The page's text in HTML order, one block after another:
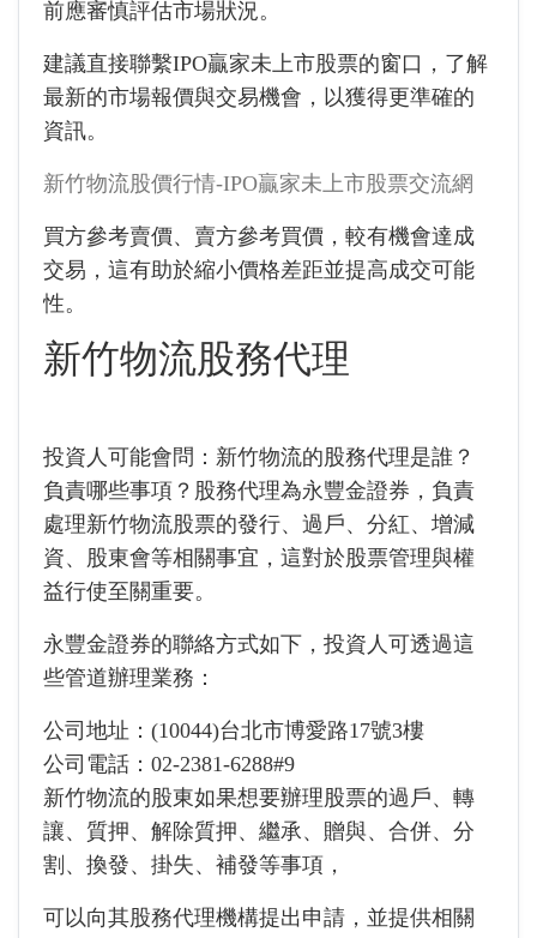
前應審慎評估市場狀況。
建議直接聯繫IPO贏家未上市股票的窗口，了解
最新的市場報價與交易機會，以獲得更準確的
資訊。
新竹物流股價行情-IPO贏家未上市股票交流網
買方參考賣價、賣方參考買價，較有機會達成
交易，這有助於縮小價格差距並提高成交可能
性。
新竹物流股務代理
投資人可能會問：新竹物流的股務代理是誰？
負責哪些事項？股務代理為永豐金證券，負責
處理新竹物流股票的發行、過戶、分紅、增減
資、股東會等相關事宜，這對於股票管理與權
益行使至關重要。
永豐金證券的聯絡方式如下，投資人可透過這
些管道辦理業務：
公司地址：(10044)台北市博愛路17號3樓
公司電話：02-2381-6288#9
新竹物流的股東如果想要辦理股票的過戶、轉
讓、質押、解除質押、繼承、贈與、合併、分
割、換發、掛失、補發等事項，
可以向其股務代理機構提出申請，並提供相關